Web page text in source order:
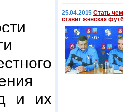
и их
25.04.2015 Стать
ставит женская